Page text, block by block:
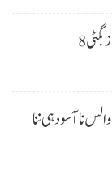
بگٹی
نا آسودہی ننا